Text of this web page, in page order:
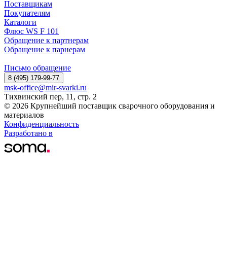
Поставщикам
Покупателям
Каталоги
Флюс WS F 101
Обращение к партнерам
Обращение к парнерам
Письмо обращение
8 (495) 179-99-77
msk-office@mir-svarki.ru
Тихвинский пер, 11, стр. 2
© 2026 Крупнейший поставщик сварочного оборудования и
материалов
Конфиденциальность
Разработано в